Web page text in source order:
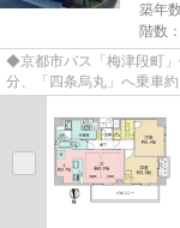
築年
階数
◆京都市バス「梅津段町
分、「四条烏丸」へ乗車